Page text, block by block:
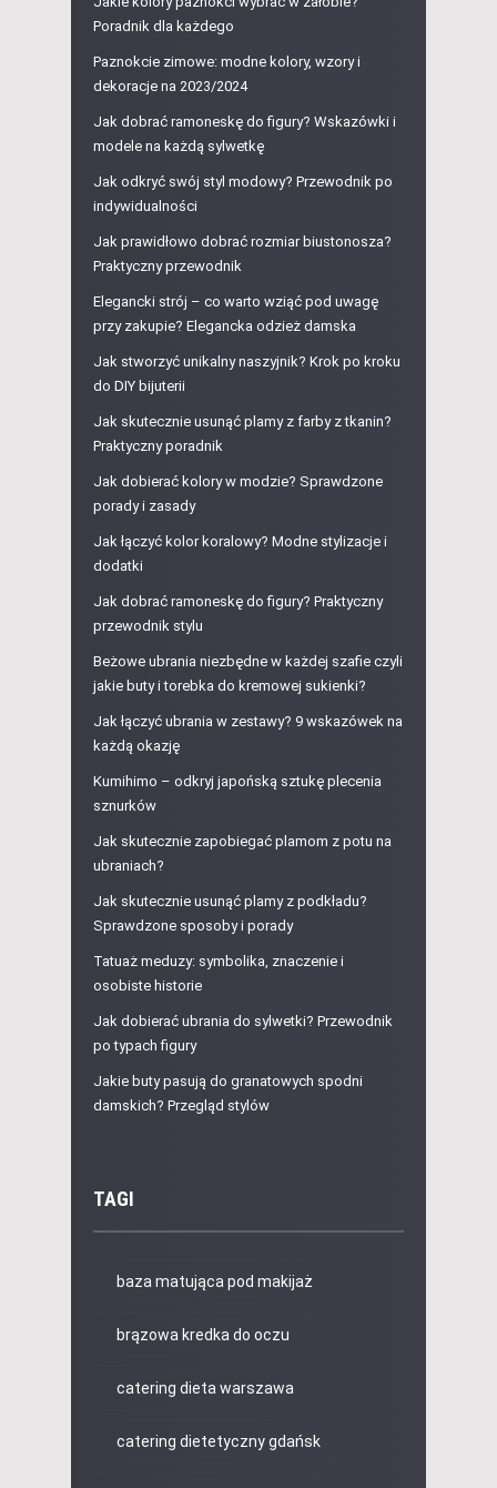
Poradnik dla każdego
Paznokcie zimowe: modne kolory, wzory i
dekoracje na 2023/2024
Jak dobrać ramoneskę do figury? Wskazówki i
modele na każdą sylwetkę
Jak odkryć swój styl modowy? Przewodnik po
indywidualności
Jak prawidłowo dobrać rozmiar biustonosza?
Praktyczny przewodnik
Elegancki strój – co warto wziąć pod uwagę
przy zakupie? Elegancka odzież damska
Jak stworzyć unikalny naszyjnik? Krok po kroku
do DIY bijuterii
Jak skutecznie usunąć plamy z farby z tkanin?
Praktyczny poradnik
Jak dobierać kolory w modzie? Sprawdzone
porady i zasady
Jak łączyć kolor koralowy? Modne stylizacje i
dodatki
Jak dobrać ramoneskę do figury? Praktyczny
przewodnik stylu
Beżowe ubrania niezbędne w każdej szafie czyli
jakie buty i torebka do kremowej sukienki?
Jak łączyć ubrania w zestawy? 9 wskazówek na
każdą okazję
Kumihimo – odkryj japońską sztukę plecenia
sznurków
Jak skutecznie zapobiegać plamom z potu na
ubraniach?
Jak skutecznie usunąć plamy z podkładu?
Sprawdzone sposoby i porady
Tatuaż meduzy: symbolika, znaczenie i
osobiste historie
Jak dobierać ubrania do sylwetki? Przewodnik
po typach figury
Jakie buty pasują do granatowych spodni
damskich? Przegląd stylów
TAGI
baza matująca pod makijaż
brązowa kredka do oczu
catering dieta warszawa
catering dietetyczny gdańsk